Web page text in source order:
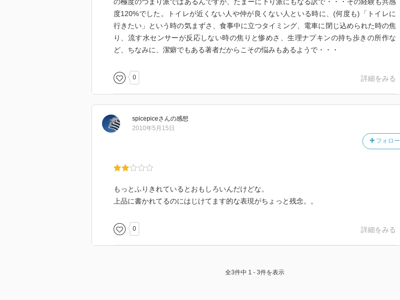
度120%でした。トイレが近くない人や仲が良くない人といる時に、(何度も)「トイレに
行きたい」という時の気まずさ、食事中に立つタイミング、電車に閉じ込められた時の焦
り、流す水センサーが反応しない時の焦りと惨めさ、生理ナプキンの持ち歩きの所作な
ど、ちなみに、潔癖でもある著者だからこその悩みもあるようで・・・
0 詳細をみる
spicepiceさんの感想
フォロー
2010年5月15日
もっとふりきれているとおもしろいんだけどな。
上品に書かれてるのにはじけてます的な表現がちょっと残念。。
0 詳細をみる
全3件中 1 - 3件を表示